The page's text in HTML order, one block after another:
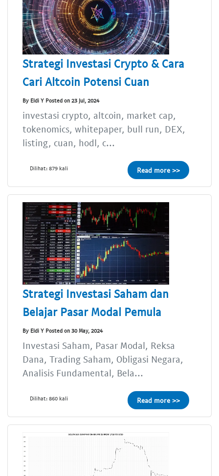
Strategi Investasi Crypto & Cara
Cari Altcoin Potensi Cuan
By Eldi Y Posted on 23 Jul, 2024
investasi crypto, altcoin, market cap,
tokenomics, whitepaper, bull run, DEX,
listing, cuan, hodl, c...
Dilihat: 879 kali Read more >>
Strategi Investasi Saham dan
Belajar Pasar Modal Pemula
By Eldi Y Posted on 30 May, 2024
Investasi Saham, Pasar Modal, Reksa
Dana, Trading Saham, Obligasi Negara,
Analisis Fundamental, Bela...
Dilihat: 860 kali Read more >>